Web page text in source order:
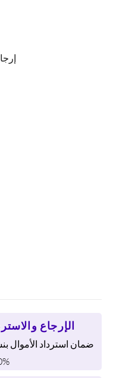
إرجاع
الإرجاع
ضمان استرداد الأموال
100%